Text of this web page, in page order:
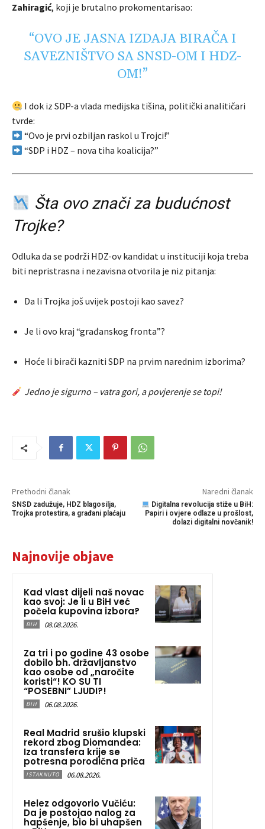
Zahiragić, koji je brutalno prokomentarisao:
“OVO JE JASNA IZDAJA BIRAČA I
SAVEZNIŠTVO SA SNSD-OM I HDZ-
OM!”
I dok iz SDP-a vlada medijska tišina, politički analitičari
tvrde:
“Ovo je prvi ozbiljan raskol u Trojci!”
“SDP i HDZ – nova tiha koalicija?”
Šta ovo znači za budućnost
Trojke?
Odluka da se podrži HDZ-ov kandidat u instituciji koja treba
biti nepristrasna i nezavisna otvorila je niz pitanja:
Da li Trojka još uvijek postoji kao savez?
Je li ovo kraj “građanskog fronta”?
Hoće li birači kazniti SDP na prvim narednim izborima?
Jedno je sigurno – vatra gori, a povjerenje se topi!
Prethodni članak
SNSD zadužuje, HDZ blagosilja,
Trojka protestira, a građani plaćaju
Naredni članak
Digitalna revolucija stiže u BiH:
Papiri i ovjere odlaze u prošlost,
dolazi digitalni novčanik!
Najnovije objave
Kad vlast dijeli naš novac
kao svoj: Je li u BiH već
počela kupovina izbora?
BIH 08.08.2026.
Za tri i po godine 43 osobe
dobilo bh. državljanstvo
kao osobe od „naročite
koristi“! KO SU TI
“POSEBNI” LJUDI?!
BIH 06.08.2026.
Real Madrid srušio klupski
rekord zbog Diomandea:
Iza transfera krije se
potresna porodična priča
ISTAKNUTO 06.08.2026.
Helez odgovorio Vučiću:
Da je postojao nalog za
hapšenje, bio bi uhapšen